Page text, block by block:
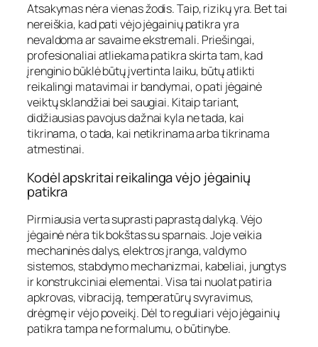
Atsakymas nėra vienas žodis. Taip, rizikų yra. Bet tai
nereiškia, kad pati vėjo jėgainių patikra yra
nevaldoma ar savaime ekstremali. Priešingai,
profesionaliai atliekama patikra skirta tam, kad
įrenginio būklė būtų įvertinta laiku, būtų atlikti
reikalingi matavimai ir bandymai, o pati jėgainė
veiktų sklandžiai bei saugiai. Kitaip tariant,
didžiausias pavojus dažnai kyla ne tada, kai
tikrinama, o tada, kai netikrinama arba tikrinama
atmestinai.
Kodėl apskritai reikalinga vėjo jėgainių
patikra
Pirmiausia verta suprasti paprastą dalyką. Vėjo
jėgainė nėra tik bokštas su sparnais. Joje veikia
mechaninės dalys, elektros įranga, valdymo
sistemos, stabdymo mechanizmai, kabeliai, jungtys
ir konstrukciniai elementai. Visa tai nuolat patiria
apkrovas, vibraciją, temperatūrų svyravimus,
drėgmę ir vėjo poveikį. Dėl to reguliari vėjo jėgainių
patikra tampa ne formalumu, o būtinybe.